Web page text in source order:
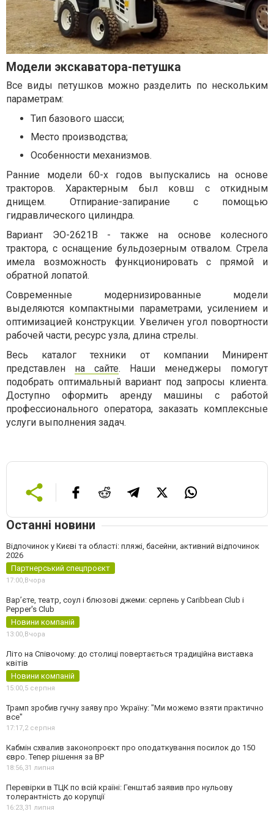
Модели экскаватора-петушка
Все виды петушков можно разделить по нескольким
параметрам:
Тип базового шасси;
Место производства;
Особенности механизмов.
Ранние модели 60-х годов выпускались на основе
тракторов. Характерным был ковш с откидным
днищем. Отпирание-запирание с помощью
гидравлического цилиндра.
Вариант ЭО-2621В - также на основе колесного
трактора, с оснащение бульдозерным отвалом. Стрела
имела возможность функционировать с прямой и
обратной лопатой.
Современные модернизированные модели
выделяются компактными параметрами, усилением и
оптимизацией конструкции. Увеличен угол повортности
рабочей части, ресурс узла, длина стрелы.
Весь каталог техники от компании Минирент
представлен на сайте. Наши менеджеры помогут
подобрать оптимальный вариант под запросы клиента.
Доступно оформить аренду машины с работой
профессионального оператора, заказать комплексные
услуги выполнения задач.
Останні новини
Відпочинок у Києві та області: пляжі, басейни, активний відпочинок
2026
Партнерський спецпроєкт
17:00,Вчора
Вар’єте, театр, соул і блюзові джеми: серпень у Caribbean Club і
Pepper's Club
Новини компаній
13:00,Вчора
Літо на Співочому: до столиці повертається традиційна виставка
квітів
Новини компаній
15:00,5 серпня
Трамп зробив гучну заяву про Україну: "Ми можемо взяти практично
все"
17:17,2 серпня
Кабмін схвалив законопроєкт про оподаткування посилок до 150
євро. Тепер рішення за ВР
18:56,31 липня
Перевірки в ТЦК по всій країні: Генштаб заявив про нульову
толерантність до корупції
16:23,31 липня